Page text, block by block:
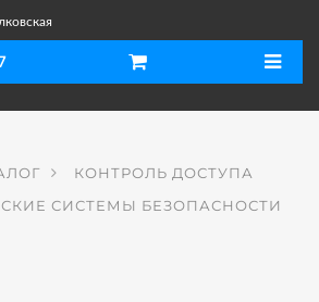
КОНТРОЛЬ ДОСТУПА
СИСТЕМЫ БЕЗОПАСНОСТИ